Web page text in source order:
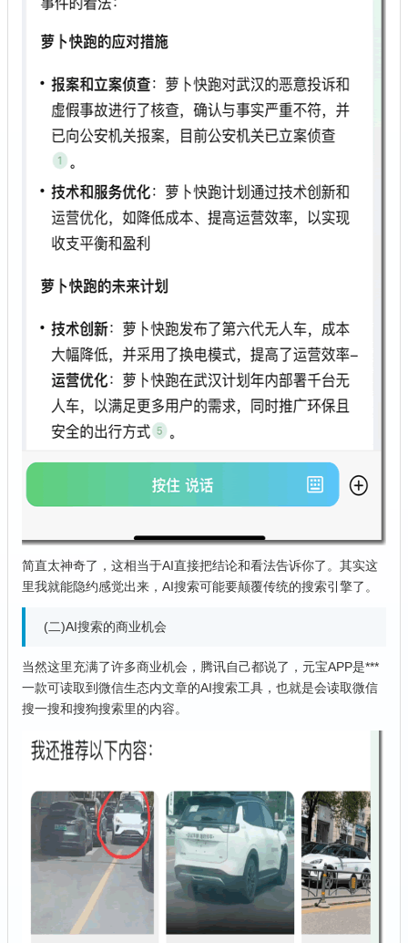
简直太神奇了，这相当于AI直接把结论和看法告诉你了。其实这
里我就能隐约感觉出来，AI搜索可能要颠覆传统的搜索引擎了。
(二)AI搜索的商业机会
当然这里充满了许多商业机会，腾讯自己都说了，元宝APP是***
一款可读取到微信生态内文章的AI搜索工具，也就是会读取微信
搜一搜和搜狗搜索里的内容。